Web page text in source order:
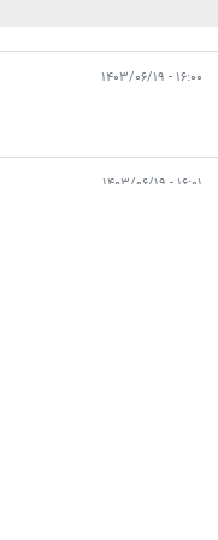
۱۶:۰۰ - ۱۴۰۳/۰۶/۱۹
۱۶:۰۱ - ۱۴۰۳/۰۶/۱۹